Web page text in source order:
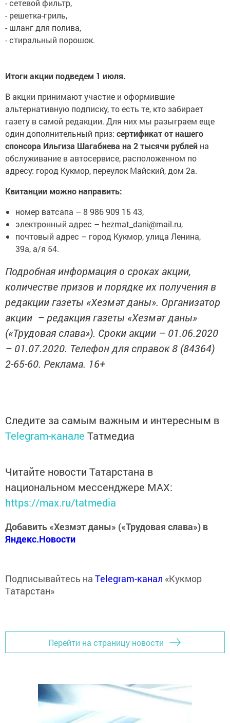
- сетевой фильтр,
- решетка-гриль,
- шланг для полива,
- стиральный порошок.
Итоги акции подведем 1 июля.
В акции принимают участие и оформившие
альтернативную подписку, то есть те, кто забирает
газету в самой редакции. Для них мы разыграем еще
один дополнительный приз: сертификат от нашего
спонсора Ильгиза Шагабиева на 2 тысячи рублей на
обслуживание в автосервисе, расположенном по
адресу: город Кукмор, переулок Майский, дом 2а.
Квитанции можно направить:
номер ватсапа – 8 986 909 15 43,
электронный адрес – hezmat_dani@mail.ru,
почтовый адрес – город Кукмор, улица Ленина,
39а, а/я 54.
Подробная информация о сроках акции,
количестве призов и порядке их получения в
редакции газеты «Хезмәт даны». Организатор
акции – редакция газеты «Хезмәт даны»
(«Трудовая слава»). Сроки акции – 01.06.2020
– 01.07.2020. Телефон для справок 8 (84364)
2-65-60. Реклама. 16+
Следите за самым важным и интересным в
Telegram-канале Татмедиа
Читайте новости Татарстана в
национальном мессенджере MАХ:
https://max.ru/tatmedia
Добавить «Хезмэт даны» («Трудовая слава») в
Яндекс.Новости
Подписывайтесь на Telegram-канал «Кукмор
Татарстан»
Перейти на страницу новости